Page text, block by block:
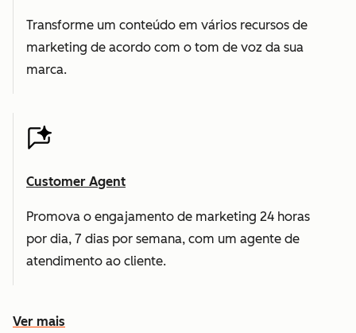
Transforme um conteúdo em vários recursos de
marketing de acordo com o tom de voz da sua
marca.
Customer Agent
Promova o engajamento de marketing 24 horas
por dia, 7 dias por semana, com um agente de
atendimento ao cliente.
Ver mais